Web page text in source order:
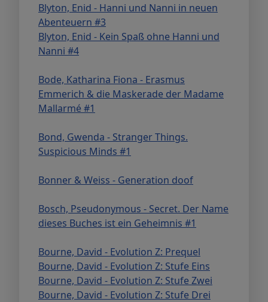
Blyton, Enid - Hanni und Nanni in neuen
Abenteuern #3
Blyton, Enid - Kein Spaß ohne Hanni und
Nanni #4
Bode, Katharina Fiona - Erasmus
Emmerich & die Maskerade der Madame
Mallarmé #1
Bond, Gwenda - Stranger Things.
Suspicious Minds #1
Bonner & Weiss - Generation doof
Bosch, Pseudonymous - Secret. Der Name
dieses Buches ist ein Geheimnis #1
Bourne, David - Evolution Z: Prequel
Bourne, David - Evolution Z: Stufe Eins
Bourne, David - Evolution Z: Stufe Zwei
Bourne, David - Evolution Z: Stufe Drei